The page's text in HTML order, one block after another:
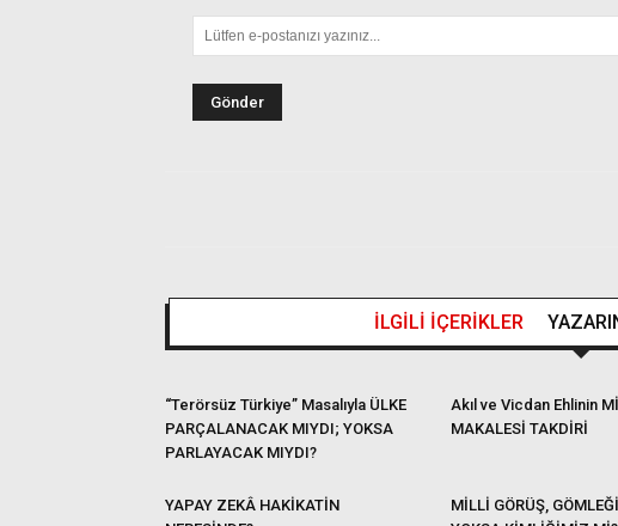
İLGİLİ İÇERİKLER
“Terörsüz Türkiye” Masalıyla ÜLKE
PARÇALANACAK MIYDI; YOKSA
PARLAYACAK MIYDI?
Akıl ve Vicdan Ehlinin
MAKALESİ TAKDİRİ
YAPAY ZEKÂ HAKİKATİN
MİLLİ GÖRÜŞ,